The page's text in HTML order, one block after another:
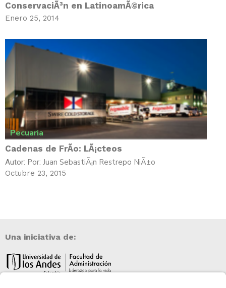
ConservaciÃ³n en LatinoamÃ©rica
Enero 25, 2014
Pecuaria
Cadenas de FrÃ­o: LÃ¡cteos
Autor: Por: Juan SebastiÃ¡n Restrepo NiÃ±o
Octubre 23, 2015
Una iniciativa de: